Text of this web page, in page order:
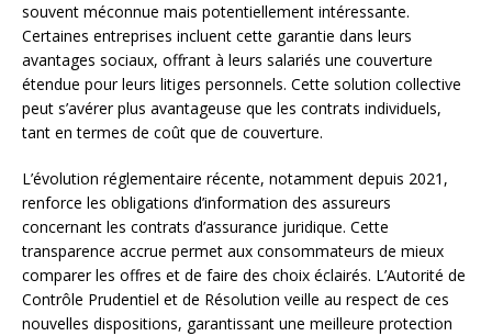
souvent méconnue mais potentiellement intéressante.
Certaines entreprises incluent cette garantie dans leurs
avantages sociaux, offrant à leurs salariés une couverture
étendue pour leurs litiges personnels. Cette solution collective
peut s’avérer plus avantageuse que les contrats individuels,
tant en termes de coût que de couverture.
L’évolution réglementaire récente, notamment depuis 2021,
renforce les obligations d’information des assureurs
concernant les contrats d’assurance juridique. Cette
transparence accrue permet aux consommateurs de mieux
comparer les offres et de faire des choix éclairés. L’Autorité de
Contrôle Prudentiel et de Résolution veille au respect de ces
nouvelles dispositions, garantissant une meilleure protection